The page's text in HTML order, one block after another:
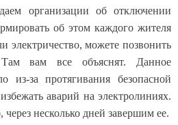
организации об отключении
об этом каждого жителя
электричество, можете позвонить
вам все объяснят. Данное
из-за протягивания безопасной
аварий на электролиниях.
несколько дней завершим ее.